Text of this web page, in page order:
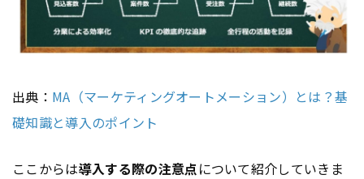
出典： MA（マーケティングオートメーション）とは？基
礎知識と導入のポイント
ここからは導入する際の注意点 について紹介していきま